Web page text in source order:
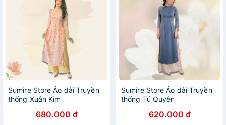
Sumire Store Áo dài Truyền
thống Xuân Kim
680.000 đ
Sumire Store Áo dài Truyền
thống Tú Quyên
620.000 đ